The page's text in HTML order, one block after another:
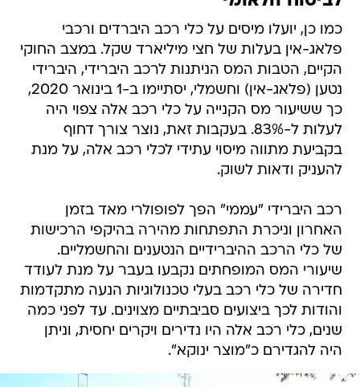
כמו כן, יועלו מיסים על כלי רכב היברדים ורכבי
פלאג-אין בעלות של חצי מיליארד שקל. במצב החוקי
הקיים, הטבות המס הניתנות לרכב היברידי, היברידי
נטען (פלאג-אין) וחשמלי, יסתיימו ב-1 בינואר 2020,
כך ששיעור מס הקנייה על כלי רכב אלה צפוי היה
לעלות ל-83%. בעקבות זאת, נוצר צורך דחוף
בקביעת מתווה מיסוי עתידי לכלי רכב אלה, על מנת
להעניק ודאות לשוק.
רכב היברידי "עממי" הפך לפופולרי מאד בזמן
האחרון וניכרת התפתחות מהירה בהיקפי הרכישות
של כלי הרכב ההיברידיים הנטענים והחשמליים.
שיעורי המס המופחתים נקבעו בעבר על מנת לעודד
חדירה של כלי רכב בעלי טכנולוגיות הנעה מתקדמות
והודות לכך ביצועים סביבתיים מצוינים. עד לפני כמה
שנים, כלי רכב אלה היו נדירים ויקרים יחסית, וניתן
היה להגדירם כ"מוצר ינוקא".